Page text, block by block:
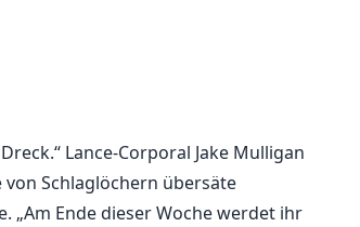
Lance-Corporal Jake Mulligan
Schlaglöchern übersäte
Ende dieser Woche werdet ihr